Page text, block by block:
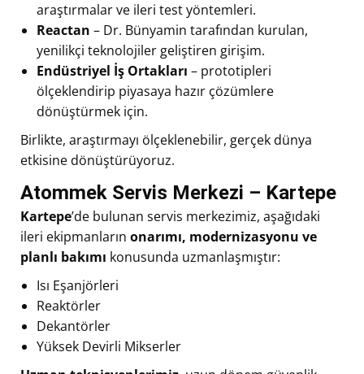
araştırmalar ve ileri test yöntemleri.
Reactan – Dr. Bünyamin tarafından kurulan,
yenilikçi teknolojiler geliştiren girişim.
Endüstriyel İş Ortakları – prototipleri
ölçeklendirip piyasaya hazır çözümlere
dönüştürmek için.
Birlikte, araştırmayı ölçeklenebilir, gerçek dünya
etkisine dönüştürüyoruz.
Atommek Servis Merkezi – Kartepe
Kartepe’de bulunan servis merkezimiz, aşağıdaki
ileri ekipmanların onarımı, modernizasyonu ve
planlı bakımı konusunda uzmanlaşmıştır:
Isı Eşanjörleri
Reaktörler
Dekantörler
Yüksek Devirli Mikserler